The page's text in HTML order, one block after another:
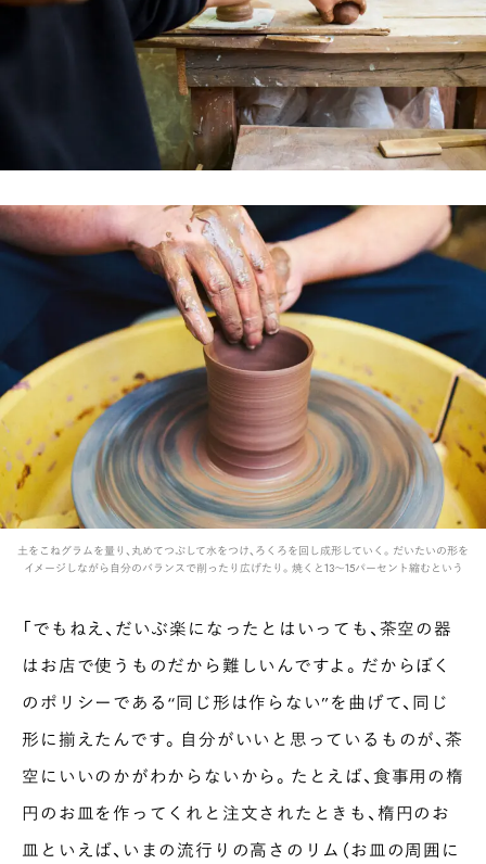
ファーストプレイスで、お茶を
COLUMN
COLOURS BY CHAGOCORO
土をこねグラムを量り、丸めてつぶして水をつけ、ろくろを回し成形していく。だいたいの形を
イメージしながら自分のバランスで削ったり広げたり。焼くと13〜15パーセント縮むという
「でもねえ、だいぶ楽になったとはいっても、茶空の器
はお店で使うものだから難しいんですよ。だからぼく
のポリシーである“同じ形は作らない”を曲げて、同じ
形に揃えたんです。自分がいいと思っているものが、茶
空にいいのかがわからないから。たとえば、食事用の楕
円のお皿を作ってくれと注文されたときも、楕円のお
皿といえば、いまの流行りの高さのリム（お皿の周囲に